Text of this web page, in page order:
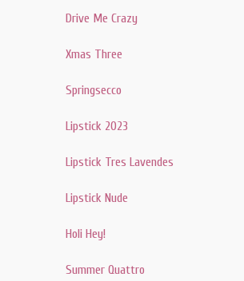
Drive Me Crazy
Xmas Three
Springsecco
Lipstick 2023
Lipstick Tres Lavendes
Lipstick Nude
Holi Hey!
Summer Quattro